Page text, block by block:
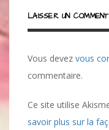
LAISSER UN
Vous devez vous
commentaire.
Ce site utilise
savoir plus sur la